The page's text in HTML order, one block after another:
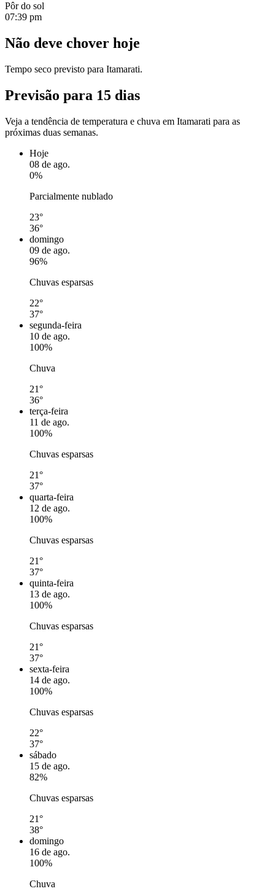
Pôr do sol
07:39 pm
Não deve chover hoje
Tempo seco previsto para Itamarati.
Previsão para 15 dias
Veja a tendência de temperatura e chuva em Itamarati para as
próximas duas semanas.
Hoje
08 de ago.
0%
Parcialmente nublado
23°
36°
domingo
09 de ago.
96%
Chuvas esparsas
22°
37°
segunda-feira
10 de ago.
100%
Chuva
21°
36°
terça-feira
11 de ago.
100%
Chuvas esparsas
21°
37°
quarta-feira
12 de ago.
100%
Chuvas esparsas
21°
37°
quinta-feira
13 de ago.
100%
Chuvas esparsas
21°
37°
sexta-feira
14 de ago.
100%
Chuvas esparsas
22°
37°
sábado
15 de ago.
82%
Chuvas esparsas
21°
38°
domingo
16 de ago.
100%
Chuva